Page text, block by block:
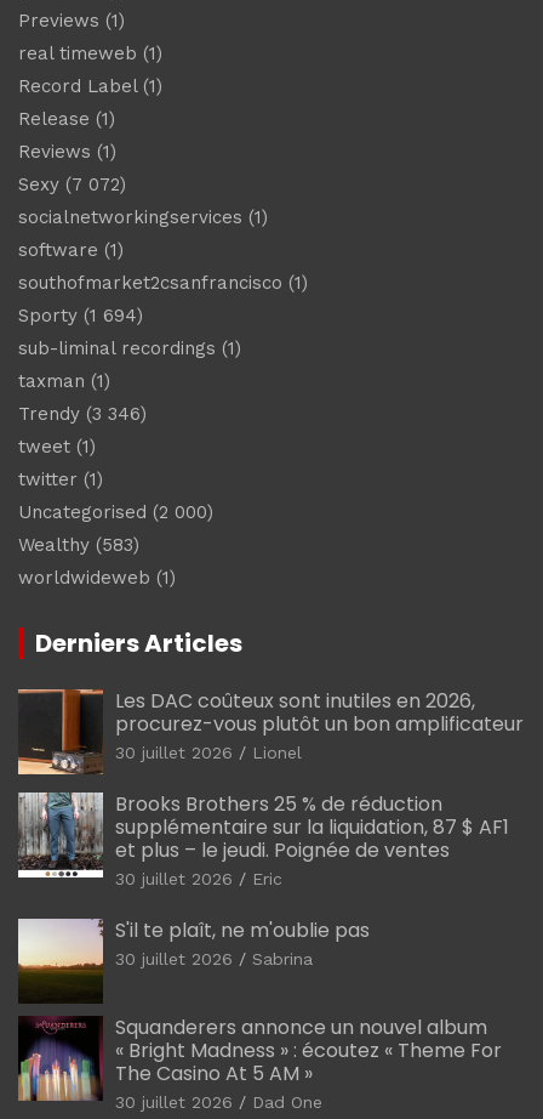
Previews (1)
real timeweb (1)
Record Label(1)
Release (1)
Reviews (1)
Sexy (7 072)
socialnetworkingservices (1)
software (1)
southofmarket2csanfrancisco (1)
Sporty (1 694)
sub-liminal recordings (1)
taxman (1)
Trendy (3 346)
tweet (1)
twitter (1)
Uncategorised (2 000)
Wealthy (583)
worldwideweb (1)
Derniers Articles
Les DAC coûteux sont inutiles en 2026,
procurez-vous plutôt un bon amplificateur
30 juillet 2026 Lionel
Brooks Brothers 25 % de réduction
supplémentaire sur la liquidation, 87 $ AF1
et plus – le jeudi. Poignée de ventes
30 juillet 2026 Eric
S'il te plaît, ne m'oublie pas
30 juillet 2026 Sabrina
Squanderers annonce un nouvel album
« Bright Madness » : écoutez « Theme For
The Casino At 5 AM »
30 juillet 2026 Dad One